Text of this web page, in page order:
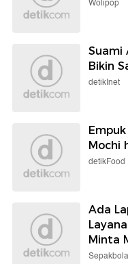
Wolipop
Suami
Bikin
detikInet
Mochi
detikFood
Ada
Minta
Sepakbola